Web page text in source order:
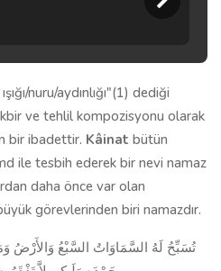
nuru/aydınlığı"(1) dediği
ve tehlil kompozisyonu olarak
bir ibadettir. Kâinat bütün
ile tesbih ederek bir nevi namaz
daha önce var olan
görevlerinden biri namazdır.
تُسَبِّحُ لَهُ السَّمَاوَاتُ السَّبْعُ وَالأَرْضُ